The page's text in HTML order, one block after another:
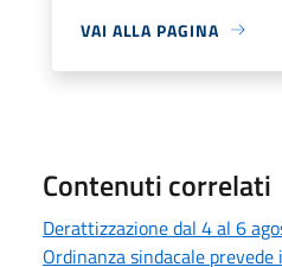
VAI ALLA PAGINA
Contenuti correlati
Derattizzazione dal 4 al 6
Ordinanza sindacale